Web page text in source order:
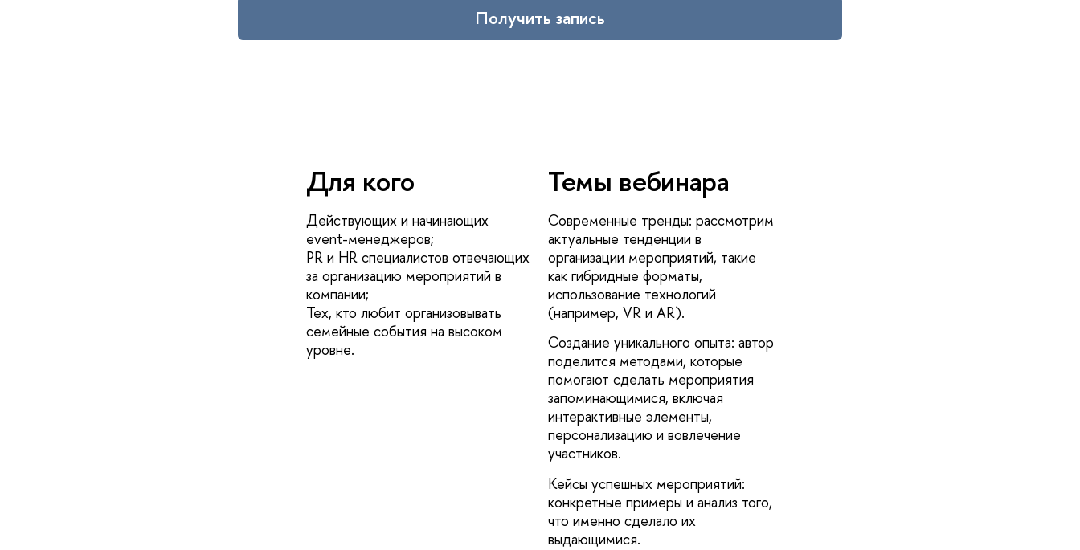
Получить запись
Для кого
Действующих и начинающих
event-менеджеров;
PR и HR специалистов отвечающих
за организацию мероприятий в
компании;
Тех, кто любит организовывать
семейные события на высоком
уровне.
Темы вебинара
Современные тренды: рассмотрим
актуальные тенденции в
организации мероприятий, такие
как гибридные форматы,
использование технологий
(например, VR и AR).
Создание уникального опыта: автор
поделится методами, которые
помогают сделать мероприятия
запоминающимися, включая
интерактивные элементы,
персонализацию и вовлечение
участников.
Кейсы успешных мероприятий:
конкретные примеры и анализ того,
что именно сделало их
выдающимися.